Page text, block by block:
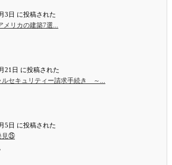
3日 に投稿された
リカの建築7選...
21日 に投稿された
ルセキュリティー請求手続き ～...
5日 に投稿された
見㉕